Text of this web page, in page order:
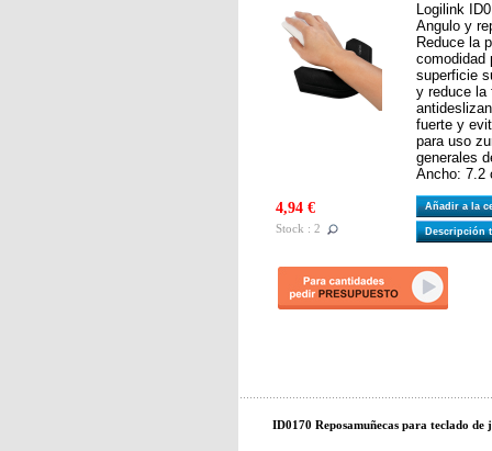
Logilink
Angulo y
Reduce la
comodidad
superficie
y reduce la
fuerte y
para uso
generales
Ancho: 7.2
4,94 €
Stock : 2
Añadir a la
Descripción
ID0170 Reposamuñecas para teclado